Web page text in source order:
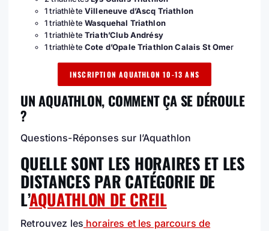
1 triathlèteVilleneuve d’Ascq Triathlon
1 triathlèteWasquehal Triathlon
1 triathlèteTriath’Club Andrésy
1 triathlèteCote d’Opale Triathlon Calais St Omer
INSCRIPTION AQUATHLON 10-13 ANS
UN AQUATHLON, COMMENT ÇA SE DÉROULE
?
Questions-Réponses sur l’Aquathlon
QUELLE SONT LES HORAIRES ET LES
DISTANCES PAR CATÉGORIE DE
L’AQUATHLON DE CREIL
Retrouvez les horaires et les parcours de